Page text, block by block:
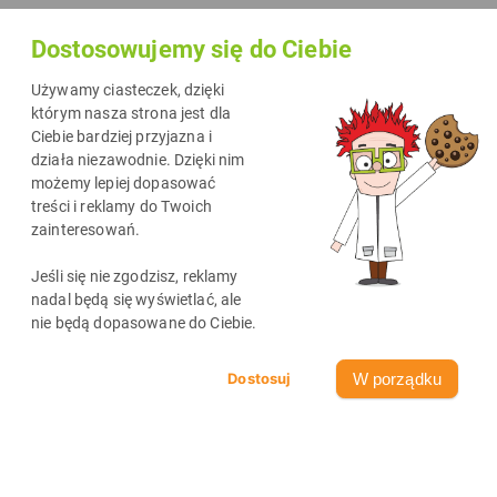
Dostosowujemy się do Ciebie
Używamy ciasteczek, dzięki
którym nasza strona jest dla
Ciebie bardziej przyjazna i
działa niezawodnie. Dzięki nim
możemy lepiej dopasować
treści i reklamy do Twoich
zainteresowań.
Jeśli się nie zgodzisz, reklamy
nadal będą się wyświetlać, ale
nie będą dopasowane do Ciebie.
W porządku
na
wcześniejszą
emeryturę z
powodu
niewłaściwej
eksploatacji.
zanadrzu kilka sprawdzonych sposobów na przedłużenie